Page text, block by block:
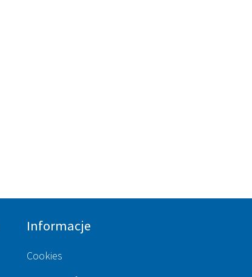
Informacje
Cookies